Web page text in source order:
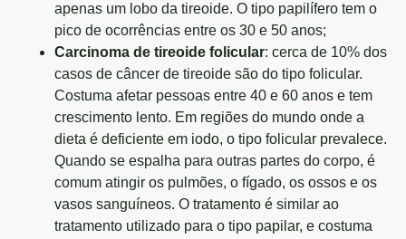
apenas um lobo da tireoide. O tipo papilífero tem o
pico de ocorrências entre os 30 e 50 anos;
Carcinoma de tireoide folicular: cerca de 10% dos
casos de câncer de tireoide são do tipo folicular.
Costuma afetar pessoas entre 40 e 60 anos e tem
crescimento lento. Em regiões do mundo onde a
dieta é deficiente em iodo, o tipo folicular prevalece.
Quando se espalha para outras partes do corpo, é
comum atingir os pulmões, o fígado, os ossos e os
vasos sanguíneos. O tratamento é similar ao
tratamento utilizado para o tipo papilar, e costuma